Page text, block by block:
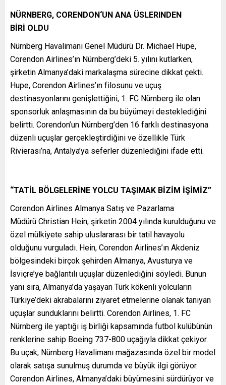
NÜRNBERG, CORENDON‘UN ANA ÜSLERINDEN
BİRİ OLDU
Nürnberg Havalimanı Genel Müdürü Dr. Michael Hupe,
Corendon Airlines’ın Nürnberg’deki 5. yılını kutlarken,
şirketin Almanya’daki markalaşma sürecine dikkat çekti.
Hupe, Corendon Airlines’ın filosunu ve uçuş
destinasyonlarını genişlettiğini, 1. FC Nürnberg ile olan
sponsorluk anlaşmasının da bu büyümeyi desteklediğini
belirtti. Corendon’un Nürnberg’den 16 farklı destinasyona
düzenli uçuşlar gerçekleştirdiğini ve özellikle Türk
Rivierası’na, Antalya’ya seferler düzenlediğini ifade etti.
“TATİL BÖLGELERİNE YOLCU TAŞIMAK BİZİM İŞİMİZ”
Corendon Airlines Almanya Satış ve Pazarlama
Müdürü Christian Hein, şirketin 2004 yılında kurulduğunu ve
özel mülkiyete sahip uluslararası bir tatil havayolu
olduğunu vurguladı. Hein, Corendon Airlines’ın Akdeniz
bölgesindeki birçok şehirden Almanya, Avusturya ve
İsviçre’ye bağlantılı uçuşlar düzenlediğini söyledi. Bunun
yanı sıra, Almanya’da yaşayan Türk kökenli yolcuların
Türkiye’deki akrabalarını ziyaret etmelerine olanak tanıyan
uçuşlar sunduklarını belirtti. Corendon Airlines, 1. FC
Nürnberg ile yaptığı iş birliği kapsamında futbol kulübünün
renklerine sahip Boeing 737-800 uçağıyla dikkat çekiyor.
Bu uçak, Nürnberg Havalimanı mağazasında özel bir model
olarak satışa sunulmuş durumda ve büyük ilgi görüyor.
Corendon Airlines, Almanya’daki büyümesini sürdürüyor ve